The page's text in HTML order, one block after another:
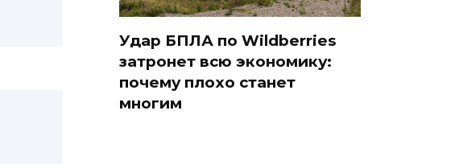
Удар БПЛА по Wildberries
затронет всю экономику:
почему плохо станет
многим